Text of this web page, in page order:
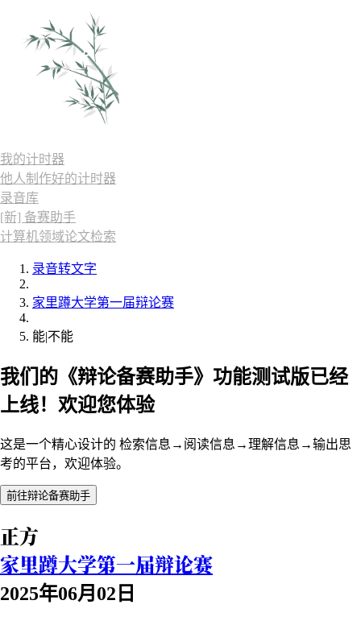
我的计时器
他人制作好的计时器
录音库
[新] 备赛助手
计算机领域论文检索
录音转文字
家里蹲大学第一届辩论赛
能|不能
我们的《辩论备赛助手》功能测试版已经
上线！欢迎您体验
这是一个精心设计的 检索信息→阅读信息→理解信息→输出思
考的平台，欢迎体验。
前往辩论备赛助手
正方
家里蹲大学第一届辩论赛
2025年06月02日